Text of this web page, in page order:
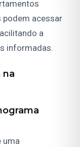
podem acessar
a
informadas.
na
uma